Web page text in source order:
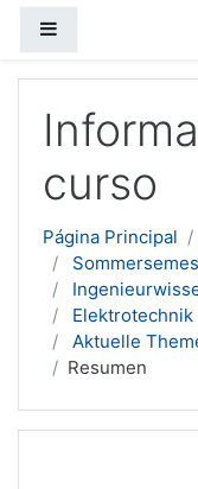
curso
Página Principal
Aktuelle
Resumen